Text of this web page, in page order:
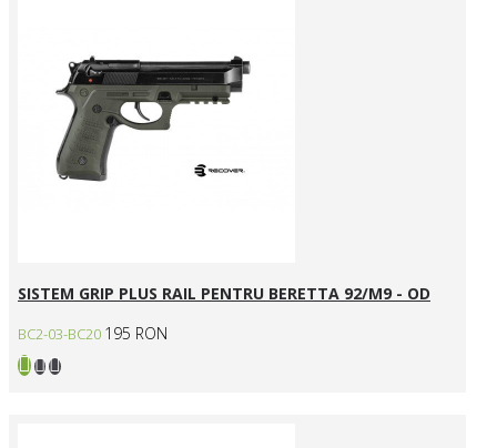
SISTEM GRIP PLUS RAIL PENTRU BERETTA 92/M9 - OD
BC2-03-BC20 195 RON